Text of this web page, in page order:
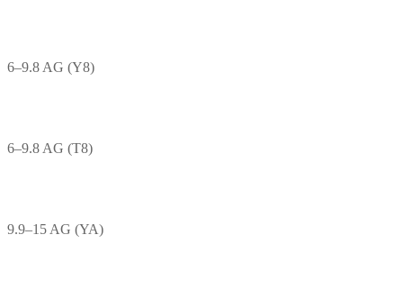
6–9.8 AG (Y8)
6–9.8 AG (T8)
9.9–15 AG (YA)